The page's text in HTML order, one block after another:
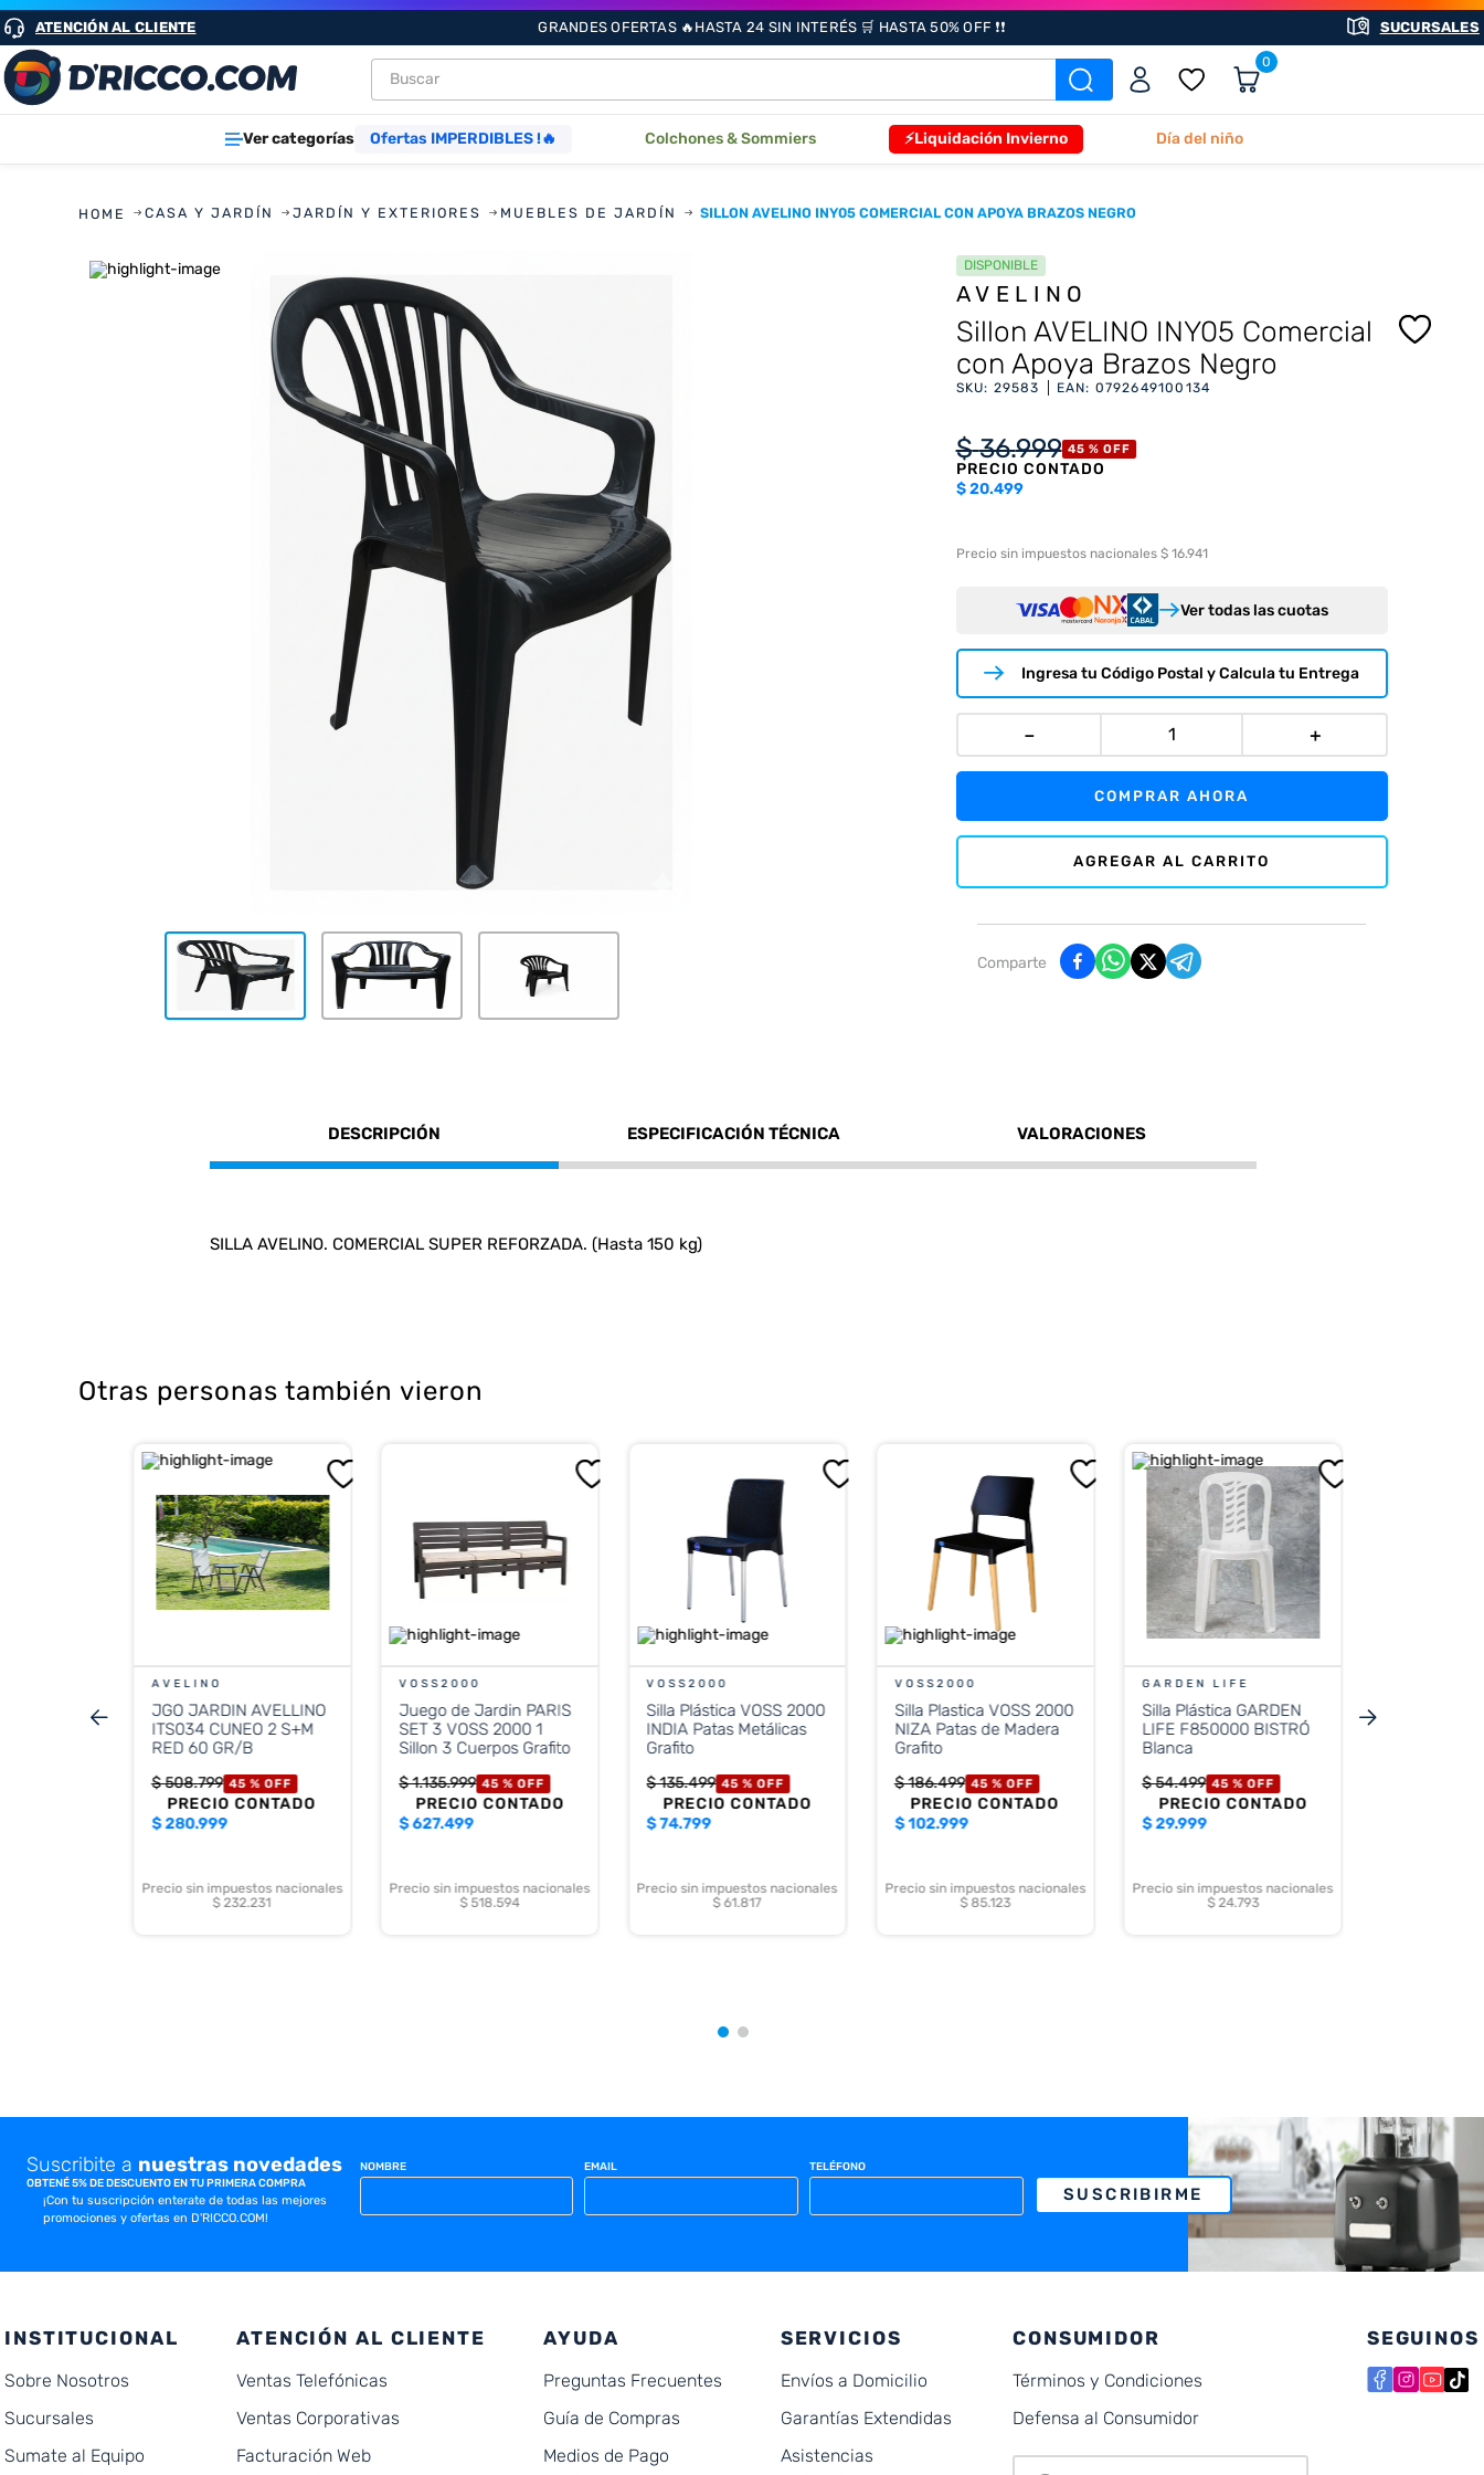
ATENCIÓN AL CLIENTE GRANDES OFERTAS 🔥HASTA 24 SIN INTERÉS 🛒 HASTA 50% OFF ❗❗ SUCURSALES
Buscar 0
Ver categorías Ofertas IMPERDIBLES !🔥 Colchones & Sommiers ⚡Liquidación Invierno Día del niño
CASA Y JARDÍN JARDÍN Y EXTERIORES MUEBLES DE JARDÍN SILLON AVELINO INY05 COMERCIAL CON APOYA BRAZOS NEGRO
DISPONIBLE
AVELINO
Sillon AVELINO INY05 Comercial
con Apoya Brazos Negro
SKU: 29583 EAN: 0792649100134
$ 36.999 45 % OFF
PRECIO CONTADO
$20.499
Precio sin impuestos nacionales $ 16.941
Ver todas las cuotas
Ingresa tu Código Postal y Calcula tu Entrega
＋
－
COMPRAR AHORA
AGREGAR AL CARRITO
Comparte
DESCRIPCIÓN ESPECIFICACIÓN TÉCNICA VALORACIONES
SILLA AVELINO. COMERCIAL SUPER REFORZADA. (Hasta 150 kg)
Otras personas también vieron
nacionales
AVELINO
JGO JARDIN AVELLINO
ITS034 CUNEO 2 S+M
RED 60 GR/B
$508.799 45 %OFF
PRECIO CONTADO
$280.999
Precio sin impuestos nacionales
$ 232.231
VOSS2000
Juego de Jardin PARIS
SET 3 VOSS 2000 1
Sillon 3 Cuerpos Grafito
$1.135.999 45 % OFF
PRECIO CONTADO
$627.499
Precio sin impuestos nacionales
$ 518.594
VOSS2000
Silla Plástica VOSS 2000
INDIA Patas Metálicas
Grafito
$135.499 45 % OFF
PRECIO CONTADO
$74.799
Precio sin impuestos nacionales
$ 61.817
VOSS2000
Silla Plastica VOSS 2000
NIZA Patas de Madera
Grafito
$186.499 45 %OFF
PRECIO CONTADO
$102.999
Precio sin impuestos nacionales
$ 85.123
GARDEN LIFE
Silla Plástica GARDEN
LIFE F850000 BISTRÓ
Blanca
$54.499 45 % OFF
PRECIO CONTADO
$29.999
Precio sin impuestos nacionales
$ 24.793
Suscribite a nuestras novedades
OBTENÉ 5% DE DESCUENTO EN TU PRIMERA COMPRA
¡Con tu suscripción enterate de todas las mejores
promociones y ofertas en D'RICCO.COM!
NOMBRE EMAIL TELÉFONO
SUSCRIBIRME
INSTITUCIONAL
Sobre Nosotros
Sucursales
Sumate al Equipo
ATENCIÓN AL CLIENTE
Ventas Telefónicas
Ventas Corporativas
Facturación Web
AYUDA
Preguntas Frecuentes
Guía de Compras
Medios de Pago
SERVICIOS
Envíos a Domicilio
Garantías Extendidas
Asistencias
CONSUMIDOR
Términos y Condiciones
Defensa al Consumidor
SEGUINOS
TÉRMINOS MÁS BUSCADOS
1. heladeras
4.
. microondas
6 tv
7 . termotanque
8. heladera
freidora aire
10 placard